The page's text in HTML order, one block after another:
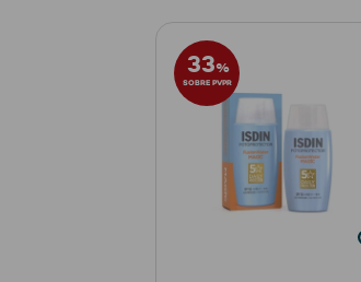
33%
SOBRE PVPR